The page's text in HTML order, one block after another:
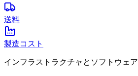
送料
製造コスト
インフラストラクチャとソフトウェア